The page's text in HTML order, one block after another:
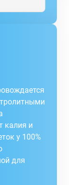
калия и
у 100%
для